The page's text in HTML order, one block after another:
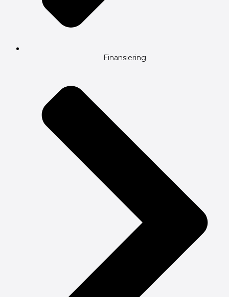
Finansiering